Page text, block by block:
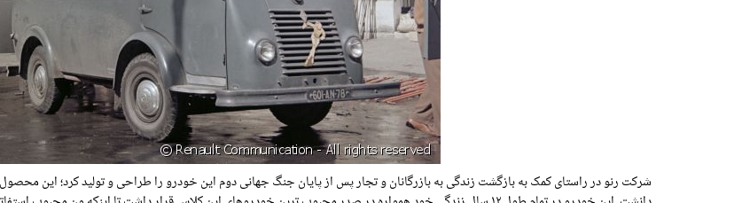
شرکت رنو در راستای کمک به بازگشت زندگی به بازرگانان و تجار پس از پایان جنگ جهانی دوم این خودرو را طراحی و تولید کرد؛ این